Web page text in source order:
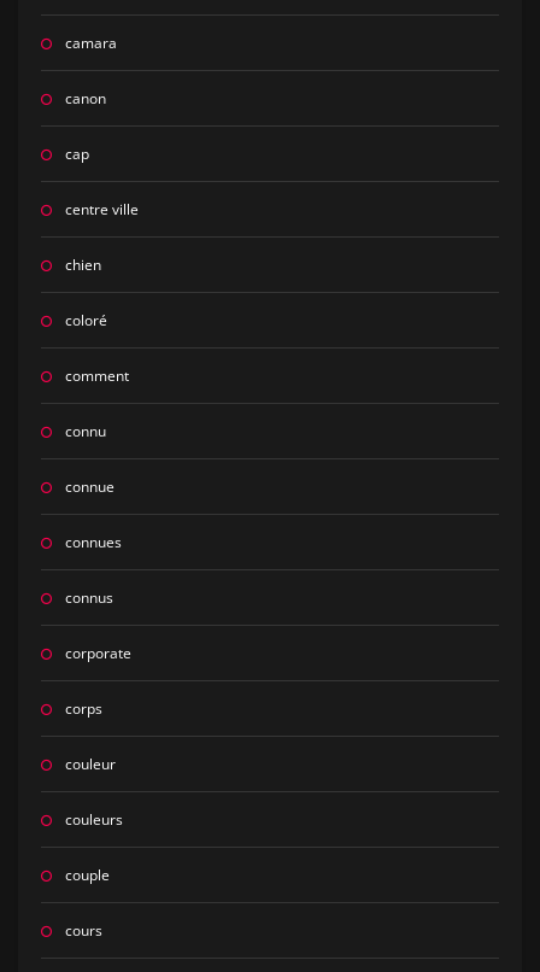
camara
canon
cap
centre ville
chien
coloré
comment
connu
connue
connues
connus
corporate
corps
couleur
couleurs
couple
cours